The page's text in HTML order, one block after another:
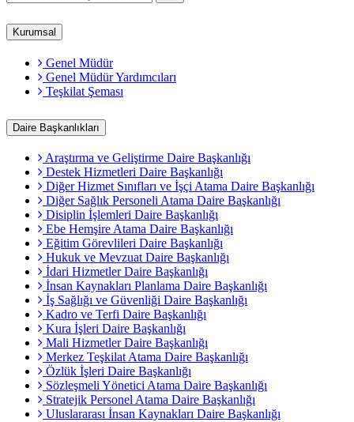
Kurumsal
Genel Müdür
Genel Müdür Yardımcıları
Teşkilat Şeması
Daire Başkanlıkları
Araştırma ve Geliştirme Daire Başkanlığı
Destek Hizmetleri Daire Başkanlığı
Diğer Hizmet Sınıfları ve İşçi Atama Daire Başkanlığı
Diğer Sağlık Personeli Atama Daire Başkanlığı
Disiplin İşlemleri Daire Başkanlığı
Ebe Hemşire Atama Daire Başkanlığı
Eğitim Görevlileri Daire Başkanlığı
Hukuk ve Mevzuat Daire Başkanlığı
İdari Hizmetler Daire Başkanlığı
İnsan Kaynakları Planlama Daire Başkanlığı
İş Sağlığı ve Güvenliği Daire Başkanlığı
Kadro ve Terfi Daire Başkanlığı
Kura İşleri Daire Başkanlığı
Mali Hizmetler Daire Başkanlığı
Merkez Teşkilat Atama Daire Başkanlığı
Özlük İşleri Daire Başkanlığı
Sözleşmeli Yönetici Atama Daire Başkanlığı
Stratejik Personel Atama Daire Başkanlığı
Uluslararası İnsan Kaynakları Daire Başkanlığı